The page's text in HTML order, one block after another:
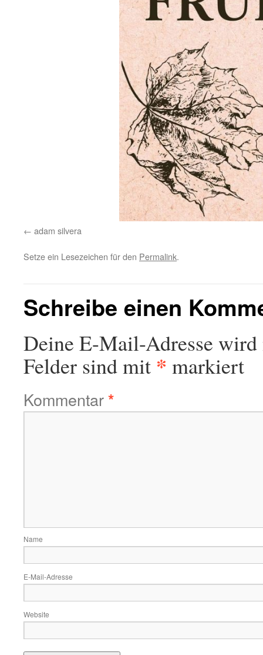
adam silvera
Setze ein Lesezeichen für den Permalink.
Schreibe einen
Deine E-Mail-Adresse
Felder sind mit * markiert
Kommentar*
Name
E-Mail-Adresse
Website